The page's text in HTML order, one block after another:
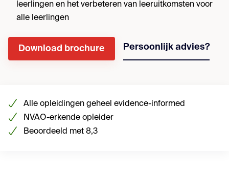
leerlingen en het verbeteren van leeruitkomsten voor
alle leerlingen
Download brochure Persoonlijk advies?
Alle opleidingen geheel evidence-informed
NVAO-erkende opleider
Beoordeeld met 8,3